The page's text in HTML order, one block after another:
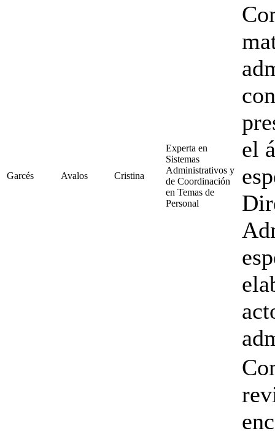
Garcés Avalos Cristina
Experta en
Sistemas
Administrativos y
de Coordinación
en Temas de
Personal
el